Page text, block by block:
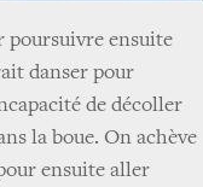
poursuivre ensuite
danser pour
de décoller
la boue. On achève
ensuite aller